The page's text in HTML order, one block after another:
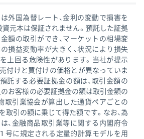
外国為替レート、金利の変動で損害を
資元本は保証されません。預託した証拠
額の取引ができ、マーケットの相場変
損益変動率が大きく、状況により損失
上回る危険性があります。当社が提示
付けと買付けの価格とが異なっていま
託する必要証拠金の額は、取引金額の
お客様の必要証拠金の額は取引金額の
取引業協会が算出した通貨ペアごとの
取引の額に乗じて得た額です。なお、為
、金融商品取引業等に関する内閣府令
号に規定される定量的計算モデルを用